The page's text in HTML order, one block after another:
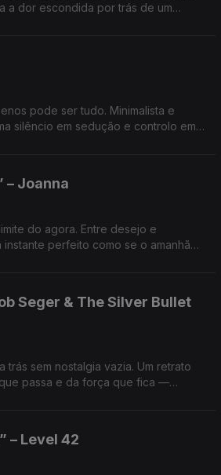
a dor escondida por trás de um
pode ser tudo. Minimalista e
silêncio em sedução e controlo em
– Joanna
do agora. Entre desejo e
perfeito como se o amanhã
Seger & The Silver Bullet
trás sem nostalgia vazia. Um retrato
passa e da força que fica —
– Level 42